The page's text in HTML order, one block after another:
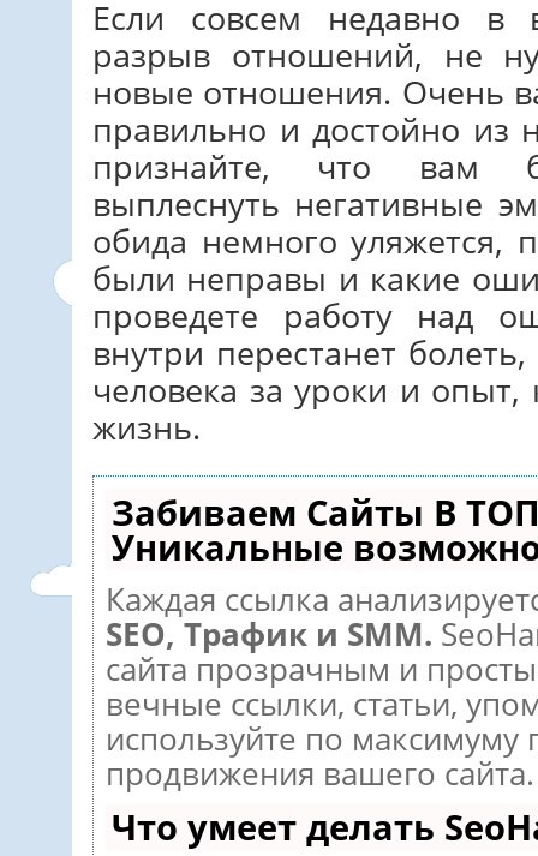
Если совсем недавно
разрыв отношений, не
новые отношения. Очень
правильно и достойно
признайте, что вам
выплеснуть негативные
обида немного
были неправы и какие
проведете работу над
внутри перестанет
человека за уроки и
жизнь.
Забиваем Сайты В
Уникальные
Каждая ссылка
SEO, Трафик и SMM.
сайта прозрачным и
вечные ссылки, статьи,
используйте по максимуму
продвижения вашего сайта.
Что умеет делать